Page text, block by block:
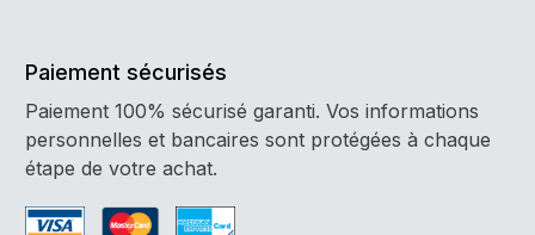
Paiement sécurisés
Paiement 100% sécurisé garanti. Vos informations
personnelles et bancaires sont protégées à chaque
étape de votre achat.